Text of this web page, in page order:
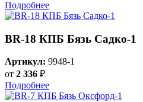
Подробнее
BR-18 КПБ Бязь Садко-1
Артикул: 9948-1
от 2 336 ₽
Подробнее